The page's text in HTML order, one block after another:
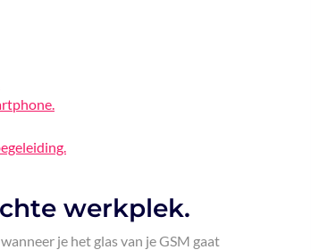
werkplek.
je het glas van je GSM gaat